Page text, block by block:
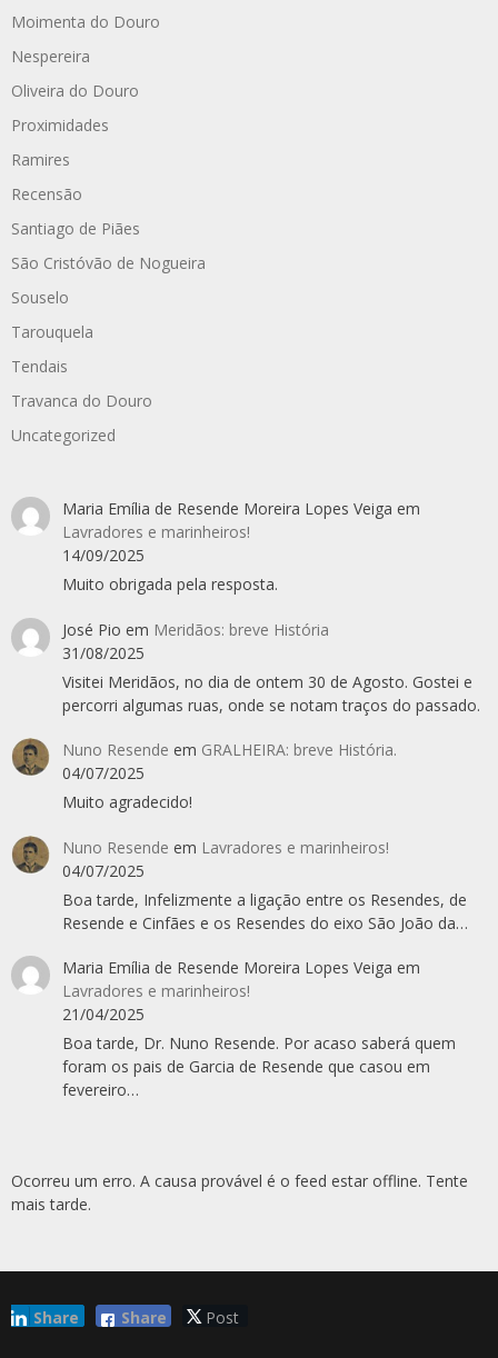
Moimenta do Douro
Nespereira
Oliveira do Douro
Proximidades
Ramires
Recensão
Santiago de Piães
São Cristóvão de Nogueira
Souselo
Tarouquela
Tendais
Travanca do Douro
Uncategorized
Maria Emília de Resende Moreira Lopes Veiga em
Lavradores e marinheiros!
14/09/2025
Muito obrigada pela resposta.
José Pio em Meridãos: breve História
31/08/2025
Visitei Meridãos, no dia de ontem 30 de Agosto. Gostei e
percorri algumas ruas, onde se notam traços do passado.
Nuno Resende em GRALHEIRA: breve História.
04/07/2025
Muito agradecido!
Nuno Resende em Lavradores e marinheiros!
04/07/2025
Boa tarde, Infelizmente a ligação entre os Resendes, de
Resende e Cinfães e os Resendes do eixo São João da…
Maria Emília de Resende Moreira Lopes Veiga em
Lavradores e marinheiros!
21/04/2025
Boa tarde, Dr. Nuno Resende. Por acaso saberá quem
foram os pais de Garcia de Resende que casou em
fevereiro…
Ocorreu um erro. A causa provável é o feed estar offline. Tente
mais tarde.
Share Post
Share